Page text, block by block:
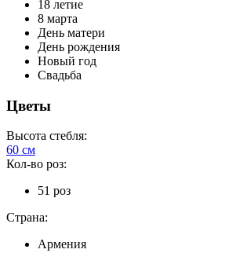
18 летие
8 марта
День матери
День рождения
Новый год
Свадьба
Цветы
Высота стебля:
60 см
Кол-во роз:
51 роз
Страна:
Армения